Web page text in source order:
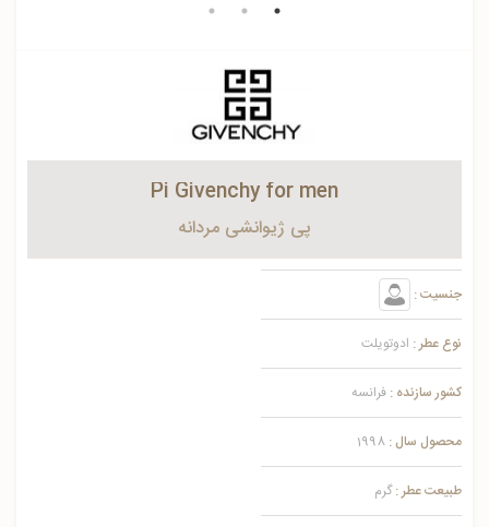
Pi Givenchy for men
پی ژیوانشی مردانه
جنسیت :
نوع عطر : ادوتویلت
کشور سازنده : فرانسه
محصول سال : 1998
طبیعت عطر : گرم